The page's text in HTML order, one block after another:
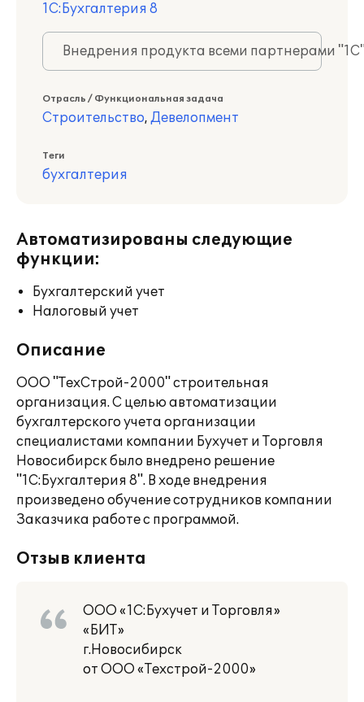
1С:Бухгалтерия 8
Внедрения продукта всеми партнерами
Отрасль / Функциональная задача
Строительство, Девелопмент
Теги
бухгалтерия
Автоматизированы следующие
функции:
Бухгалтерский учет
Налоговый учет
Описание
ООО "ТехСтрой-2000" строительная
организация. С целью автоматизации
бухгалтерского учета организации
специалистами компании Бухучет и Торговля
Новосибирск было внедрено решение
"1С:Бухгалтерия 8". В ходе внедрения
произведено обучение сотрудников компании
Заказчика работе с программой.
Отзыв клиента
ООО «1С:Бухучет и Торговля»
«БИТ»
г.Новосибирск
от ООО «Техстрой-2000»